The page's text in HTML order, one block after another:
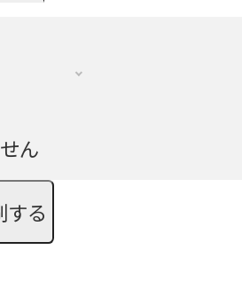
ん
する